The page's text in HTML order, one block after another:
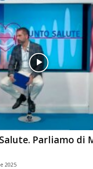
Parliamo di
2025